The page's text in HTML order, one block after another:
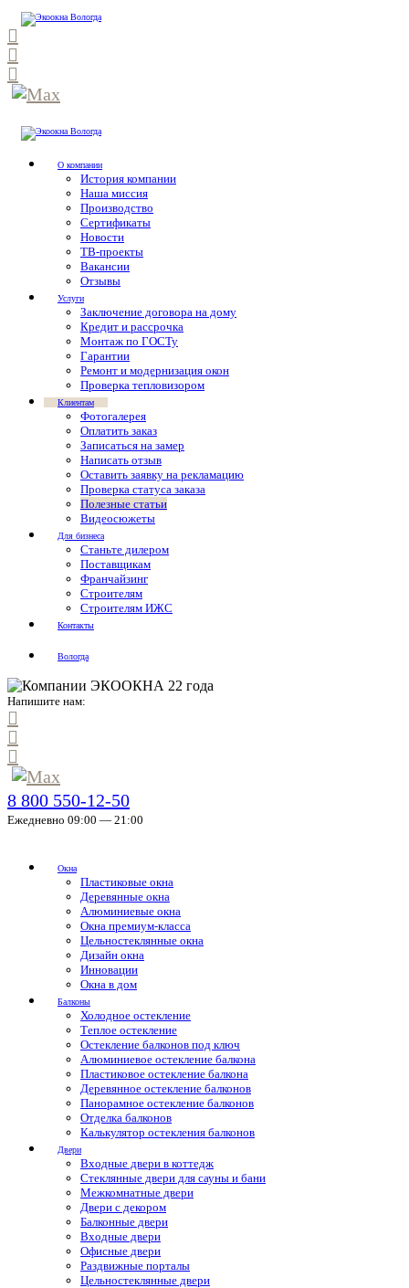
О компании
История компании
Наша миссия
Производство
Сертификаты
Новости
ТВ-проекты
Вакансии
Отзывы
Услуги
Заключение договора на дому
Кредит и рассрочка
Монтаж по ГОСТу
Гарантии
Ремонт и модернизация окон
Проверка тепловизором
Клиентам
Фотогалерея
Оплатить заказ
Записаться на замер
Написать отзыв
Оставить заявку на рекламацию
Проверка статуса заказа
Полезные статьи
Видеосюжеты
Для бизнеса
Станьте дилером
Поставщикам
Франчайзинг
Строителям
Строителям ИЖС
Контакты
Вологда
Напишите нам:
8 800 550-12-50
Ежедневно 09:00 — 21:00
Окна
Пластиковые окна
Деревянные окна
Алюминиевые окна
Окна премиум-класса
Цельностеклянные окна
Дизайн окна
Инновации
Окна в дом
Балконы
Холодное остекление
Теплое остекление
Остекление балконов под ключ
Алюминиевое остекление балкона
Пластиковое остекление балкона
Деревянное остекление балконов
Панорамное остекление балконов
Отделка балконов
Калькулятор остекления балконов
Двери
Входные двери в коттедж
Стеклянные двери для сауны и бани
Межкомнатные двери
Двери с декором
Балконные двери
Входные двери
Офисные двери
Раздвижные порталы
Цельностеклянные двери